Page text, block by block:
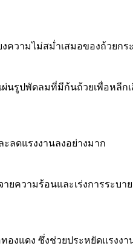
ความไม่สม่ำเสมอของถ้วยก
นรูปพัดลมที่มีก้นถ้วยเพื่อหลีกเ
ลดแรงงานลงอย่างมาก
ความร้อนและเร่งการระบา
งแดง ซึ่งช่วยประหยัดแรงงา